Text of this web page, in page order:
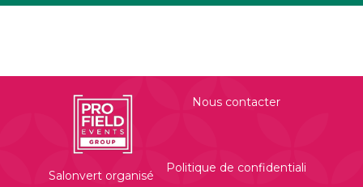
Salonvert organisé
Nous contacter
Politique de confidentialité